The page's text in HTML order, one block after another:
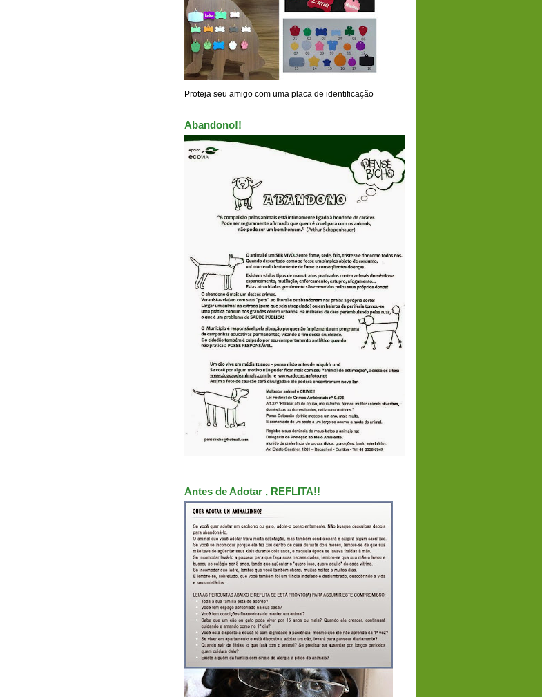
Proteja seu amigo com uma placa de identificação
Abandono!!
Antes de Adotar , REFLITA!!